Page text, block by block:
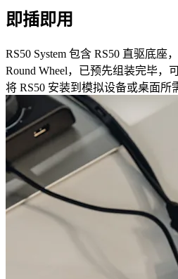
即插即用
RS50 System 包含 RS50 直驱底座
Round Wheel，已预先组装完毕，
将 RS50 安装到模拟设备或桌面所